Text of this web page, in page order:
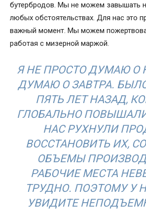
бутербродов. Мы не можем завышать
любых обстоятельствах. Для нас это
важный момент. Мы можем
работая с мизерной маржой.
Я НЕ ПРОСТО ДУМАЮ О
ДУМАЮ О ЗАВТРА.
ПЯТЬ ЛЕТ НАЗАД,
ГЛОБАЛЬНО
НАС РУХНУЛИ
ВОССТАНОВИТЬ ИХ,
ОБЪЕМЫ
РАБОЧИЕ МЕСТА
ТРУДНО. ПОЭТОМУ У
УВИДИТЕ